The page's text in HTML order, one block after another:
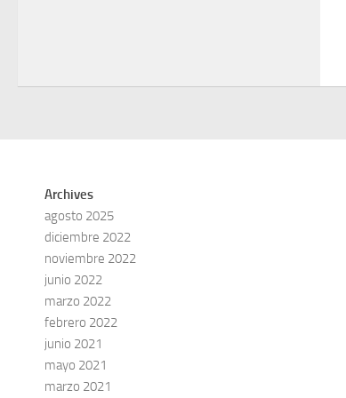
Archives
agosto 2025
diciembre 2022
noviembre 2022
junio 2022
marzo 2022
febrero 2022
junio 2021
mayo 2021
marzo 2021